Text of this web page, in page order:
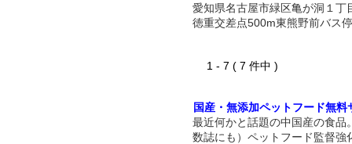
愛知県名古屋市緑区亀が洞１丁
徳重交差点500m東熊野前バス
1 - 7 ( 7 件中 )
国産・無添加ペットフード無料
最近何かと話題の中国産の食品
数誌にも）ペットフード監督強